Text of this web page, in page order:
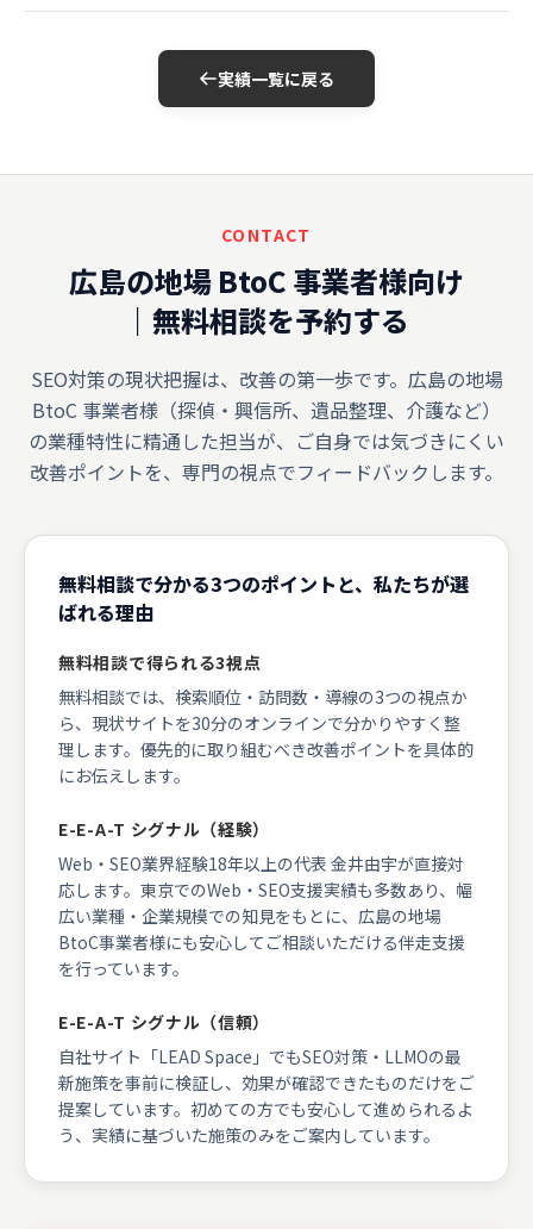
実績一覧に戻る
CONTACT
広島の地場 BtoC 事業者様向け
｜無料相談を予約する
SEO対策の現状把握は、改善の第一歩です。広島の地場
BtoC 事業者様（探偵・興信所、遺品整理、介護など）
の業種特性に精通した担当が、ご自身では気づきにくい
改善ポイントを、専門の視点でフィードバックします。
無料相談で分かる3つのポイントと、私たちが選
ばれる理由
無料相談で得られる3視点
無料相談では、検索順位・訪問数・導線の3つの視点か
ら、現状サイトを30分のオンラインで分かりやすく整
理します。優先的に取り組むべき改善ポイントを具体的
にお伝えします。
E-E-A-T シグナル（経験）
Web・SEO業界経験18年以上の代表 金井由宇が直接対
応します。東京でのWeb・SEO支援実績も多数あり、幅
広い業種・企業規模での知見をもとに、広島の地場
BtoC事業者様にも安心してご相談いただける伴走支援
を行っています。
E-E-A-T シグナル（信頼）
自社サイト「LEAD Space」でもSEO対策・LLMOの最
新施策を事前に検証し、効果が確認できたものだけをご
提案しています。初めての方でも安心して進められるよ
う、実績に基づいた施策のみをご案内しています。